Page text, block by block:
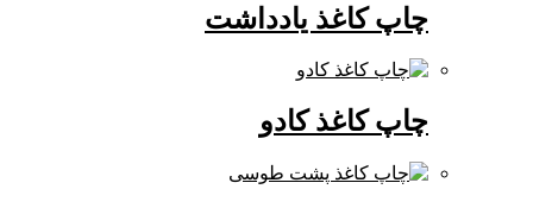
چاپ کاغذ یادداشت
چاپ کاغذ کادو